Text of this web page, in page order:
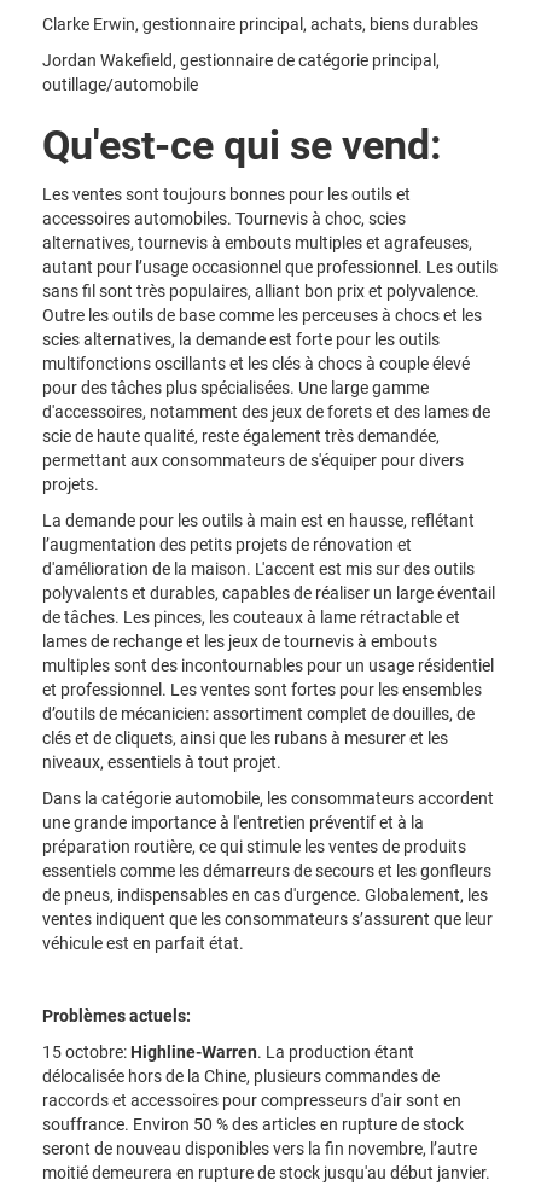
Clarke Erwin, gestionnaire principal, achats, biens durables
Jordan Wakefield, gestionnaire de catégorie principal,
outillage/automobile
Qu'est-ce qui se vend:
Les ventes sont toujours bonnes pour les outils et
accessoires automobiles. Tournevis à choc, scies
alternatives, tournevis à embouts multiples et agrafeuses,
autant pour l’usage occasionnel que professionnel. Les outils
sans fil sont très populaires, alliant bon prix et polyvalence.
Outre les outils de base comme les perceuses à chocs et les
scies alternatives, la demande est forte pour les outils
multifonctions oscillants et les clés à chocs à couple élevé
pour des tâches plus spécialisées. Une large gamme
d'accessoires, notamment des jeux de forets et des lames de
scie de haute qualité, reste également très demandée,
permettant aux consommateurs de s'équiper pour divers
projets.
La demande pour les outils à main est en hausse, reflétant
l’augmentation des petits projets de rénovation et
d'amélioration de la maison. L'accent est mis sur des outils
polyvalents et durables, capables de réaliser un large éventail
de tâches. Les pinces, les couteaux à lame rétractable et
lames de rechange et les jeux de tournevis à embouts
multiples sont des incontournables pour un usage résidentiel
et professionnel. Les ventes sont fortes pour les ensembles
d’outils de mécanicien: assortiment complet de douilles, de
clés et de cliquets, ainsi que les rubans à mesurer et les
niveaux, essentiels à tout projet.
Dans la catégorie automobile, les consommateurs accordent
une grande importance à l'entretien préventif et à la
préparation routière, ce qui stimule les ventes de produits
essentiels comme les démarreurs de secours et les gonfleurs
de pneus, indispensables en cas d'urgence. Globalement, les
ventes indiquent que les consommateurs s’assurent que leur
véhicule est en parfait état.
Problèmes actuels:
15 octobre: Highline-Warren. La production étant
délocalisée hors de la Chine, plusieurs commandes de
raccords et accessoires pour compresseurs d'air sont en
souffrance. Environ 50 % des articles en rupture de stock
seront de nouveau disponibles vers la fin novembre, l’autre
moitié demeurera en rupture de stock jusqu'au début janvier.